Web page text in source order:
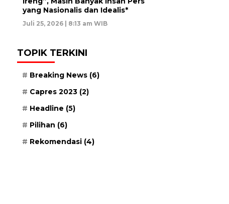
yang Nasionalis dan Idealis*
Juli 25, 2026 | 8:13 am WIB
TOPIK TERKINI
Breaking News (6)
Capres 2023 (2)
Headline (5)
Pilihan (6)
Rekomendasi (4)